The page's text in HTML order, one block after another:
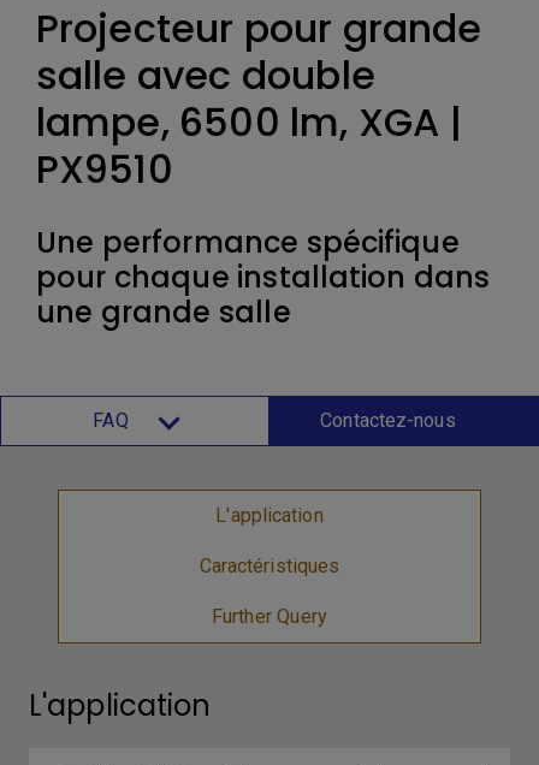
Projecteur pour grande
salle avec double
lampe, 6500 lm, XGA |
PX9510
Une performance spécifique
pour chaque installation dans
une grande salle
FAQ Contactez-nous
L'application
Caractéristiques
Further Query
L'application